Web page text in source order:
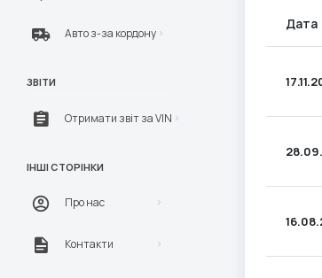
Авто з-за кордону
ЗВІТИ
Отримати звіт за VIN
ІНШІ СТОРІНКИ
Про нас
Контакти
Дата